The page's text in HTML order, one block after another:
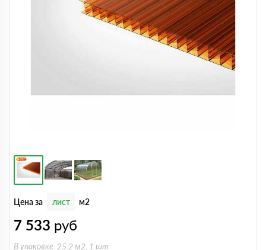
Цена за лист м2
7 533 руб
В упаковке: 25.2 м2, 1 шт